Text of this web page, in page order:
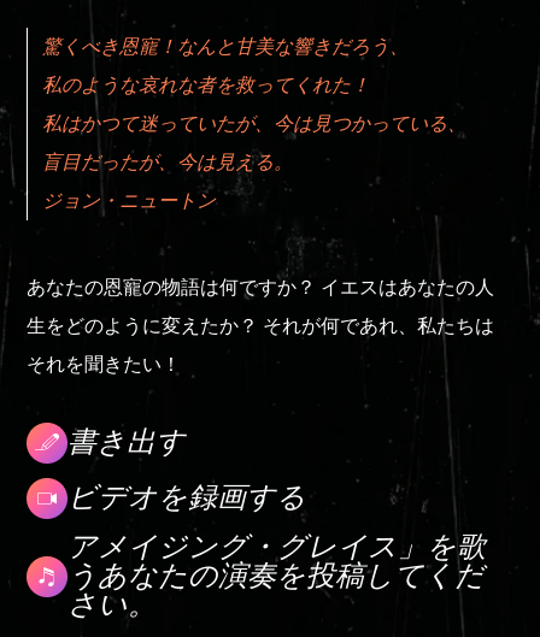
驚くべき恩寵！なんと甘美な響きだろう、
私のような哀れな者を救ってくれた！
私はかつて迷っていたが、今は見つかっている、
盲目だったが、今は見える。
ジョン・ニュートン
あなたの恩寵の物語は何ですか？ イエスはあなたの人
生をどのように変えたか？ それが何であれ、私たちは
それを聞きたい！
書き出す
ビデオを録画する
アメイジング・グレイス」を歌
うあなたの演奏を投稿してくだ
さい。